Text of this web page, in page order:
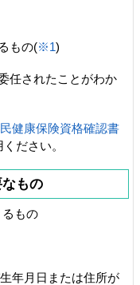
もの(※1)
任されたことがわか
健康保険資格確認書
ださい。
もの
もの
年月日または住所が